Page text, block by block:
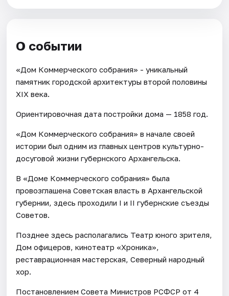
О событии
«Дом Коммерческого собрания» - уникальный
памятник городской архитектуры второй половины
XIX века.
Ориентировочная дата постройки дома — 1858 год.
«Дом Коммерческого собрания» в начале своей
истории был одним из главных центров культурно-
досуговой жизни губернского Архангельска.
В «Доме Коммерческого собрания» была
провозглашена Советская власть в Архангельской
губернии, здесь проходили I и II губернские съезды
Советов.
Позднее здесь располагались Театр юного зрителя,
Дом офицеров, кинотеатр «Хроника»,
реставрационная мастерская, Северный народный
хор.
Постановлением Совета Министров РСФСР от 4